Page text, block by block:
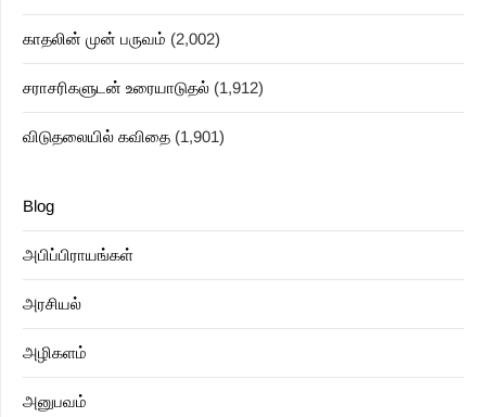
காதலின் முன் பருவம் (2,002)
சராசரிகளுடன் உரையாடுதல் (1,912)
விடுதலையில் கவிதை (1,901)
Blog
அபிப்பிராயங்கள்
அரசியல்
அழிகளம்
அனுபவம்